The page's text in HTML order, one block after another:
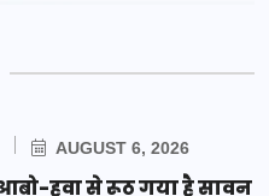
AUGUST 6, 2026
हवा से रूठ गया है सावन